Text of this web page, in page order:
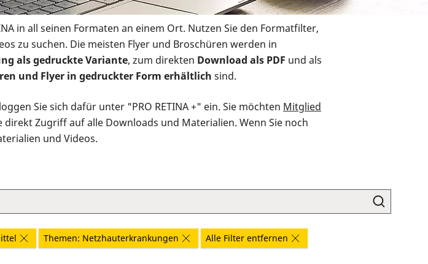
in all seinen Formaten an einem Ort. Nutzen Sie den Formatfilter,
zu suchen. Die meisten Flyer und Broschüren werden in
als gedruckte Variante, zum direkten Download als PDF und als
und Flyer in gedruckter Form erhältlich sind.
Sie sich dafür unter "PRO RETINA +" ein. Sie möchten Mitglied
direkt Zugriff auf alle Downloads und Materialien. Wenn Sie noch
und Videos.
Themen: Netzhauterkrankungen Alle Filter entfernen